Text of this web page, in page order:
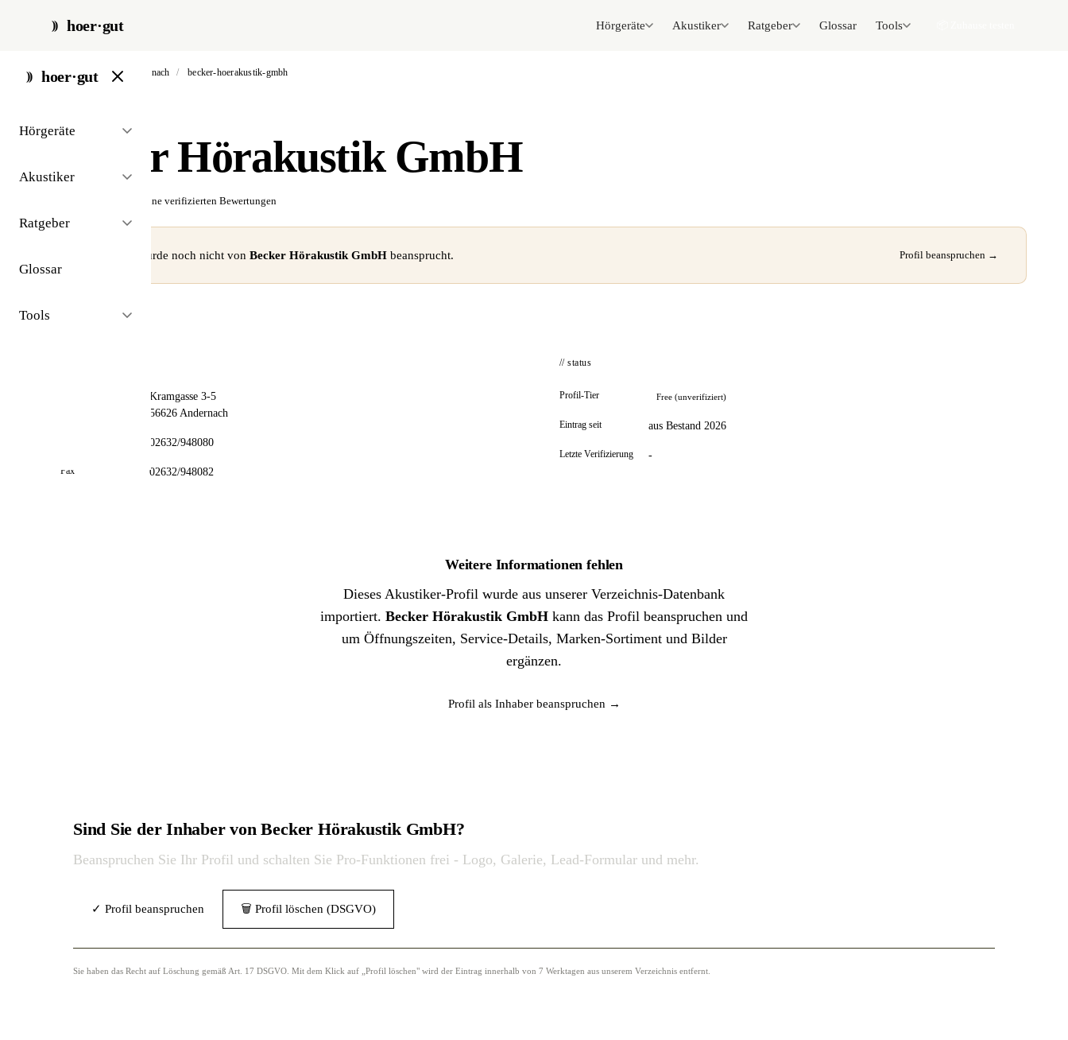
hoer·gut Hörgeräte Akustiker Ratgeber Glossar Tools
hoer·gut
Hörgeräte
Akustiker
Ratgeber
Glossar
Tools
start / akustiker / andernach / becker-hoerakustik-gmbh
Becker Hörakustik GmbH
Noch keine verifizierten Bewertungen
⚠ Dieses Profil wurde noch nicht von Becker Hörakustik GmbH beansprucht. Profil beanspruchen →
Kramgasse 3-5
56626 Andernach
02632/948080
Fax 02632/948082
// status
Profil-Tier Free (unverifiziert)
Eintrag seit aus Bestand 2026
Letzte Verifizierung -
Weitere Informationen fehlen
Dieses Akustiker-Profil wurde aus unserer Verzeichnis-Datenbank
importiert. Becker Hörakustik GmbH kann das Profil beanspruchen und
um Öffnungszeiten, Service-Details, Marken-Sortiment und Bilder
ergänzen.
Profil als Inhaber beanspruchen →
Sind Sie der Inhaber von Becker Hörakustik GmbH?
Beanspruchen Sie Ihr Profil und schalten Sie Pro-Funktionen frei - Logo, Galerie, Lead-Formular und mehr.
✓ Profil beanspruchen 🗑 Profil löschen (DSGVO)
Sie haben das Recht auf Löschung gemäß Art. 17 DSGVO. Mit dem Klick auf „Profil löschen" wird der Eintrag innerhalb von 7 Werktagen aus unserem Verzeichnis entfernt.